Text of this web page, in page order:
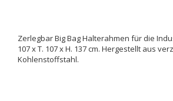
Zerlegbar Big Bag Halterahmen für die
107 x T. 107 x H. 137 cm. Hergestellt aus
Kohlenstoffstahl.